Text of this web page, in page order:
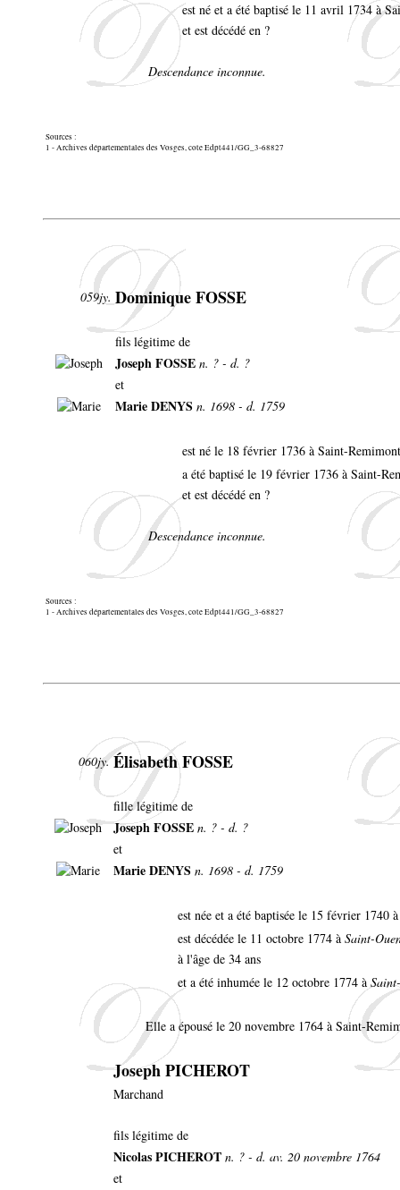
est né et a été baptisé le 11 avril 1734 à
et est décédé en ?
Descendance inconnue.
Sources :
1 - Archives départementales des Vosges, cote Edpt441/GG_3-68827
059jy. Dominique FOSSE
fils légitime de
Joseph FOSSE n. ? - d. ?
et
Marie DENYS n. 1698 - d. 1759
est né le 18 février 1736 à Saint-
a été baptisé le 19 février 1736 à Saint-
et est décédé en ?
Descendance inconnue.
Sources :
1 - Archives départementales des Vosges, cote Edpt441/GG_3-68827
060jy. Élisabeth FOSSE
fille légitime de
Joseph FOSSE n. ? - d. ?
et
Marie DENYS n. 1698 - d. 1759
est née et a été baptisée le 15 février 1740
est décédée le 11 octobre 1774 à Saint-
à l'âge de 34 ans
et a été inhumée le 12 octobre 1774 à
Elle a épousé le 20 novembre 1764 à Saint-
Joseph PICHEROT
Marchand
fils légitime de
Nicolas PICHEROT n. ? - d. av. 20 novembre 1764
et